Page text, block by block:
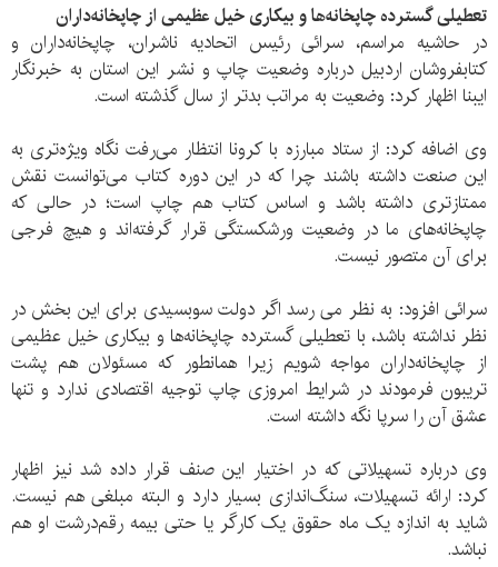
تعطیلی گسترده چاپخانه‌ها و بیکاری خیل عظیمی از چاپخانه‌داران
در حاشیه مراسم، سرائی رئیس اتحادیه ناشران، چاپخانه‌داران و
کتابفروشان اردبیل درباره وضعیت چاپ و نشر این استان به خبرنگار
ایبنا اظهار کرد: وضعیت به مراتب بدتر از سال گذشته است.
وی اضافه کرد: از ستاد مبارزه با کرونا انتظار می‌رفت نگاه ویژه‌تری به
این صنعت داشته باشند چرا که در این دوره کتاب می‌توانست نقش
ممتازتری داشته باشد و اساس کتاب هم چاپ است؛ در حالی که
چاپخانه‌های ما در وضعیت ورشکستگی قرار گرفته‌اند و هیچ فرجی
برای آن متصور نیست.
سرائی افزود: به نظر می رسد اگر دولت سوبسیدی برای این بخش در
نظر نداشته باشد، با تعطیلی گسترده چاپخانه‌ها و بیکاری خیل عظیمی
از چاپخانه‌داران مواجه شویم زیرا همانطور که مسئولان هم پشت
تریبون فرمودند در شرایط امروزی چاپ توجیه اقتصادی ندارد و تنها
عشق آن را سرپا نگه داشته است.
وی درباره تسهیلاتی که در اختیار این صنف قرار داده شد نیز اظهار
کرد: ارائه تسهیلات، سنگ‌اندازی بسیار دارد و البته مبلغی هم نیست.
شاید به اندازه یک ماه حقوق یک کارگر یا حتی بیمه رقم‌درشت او هم
نباشد.